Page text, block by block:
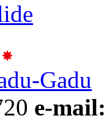
Gadu
e-mail: